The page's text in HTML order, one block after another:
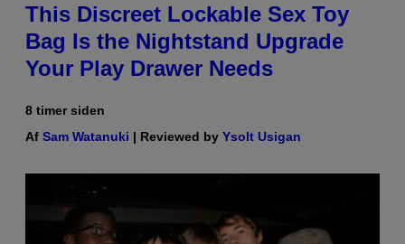
This Discreet Lockable Sex Toy
Bag Is the Nightstand Upgrade
Your Play Drawer Needs
8 timer siden
Af Sam Watanuki | Reviewed by Ysolt Usigan